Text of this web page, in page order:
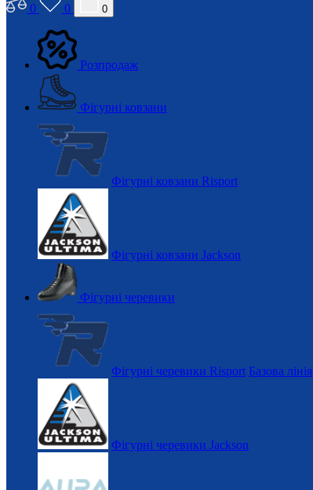
0 0 0
Розпродаж
Фігурні ковзани
Фігурні ковзани Risport
Фігурні ковзани Jackson
Фігурні черевики
Фігурні черевики Risport Базова лінія
Фігурні черевики Jackson